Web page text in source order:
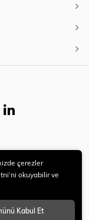
çerezler
okuyabilir ve
Kabul Et